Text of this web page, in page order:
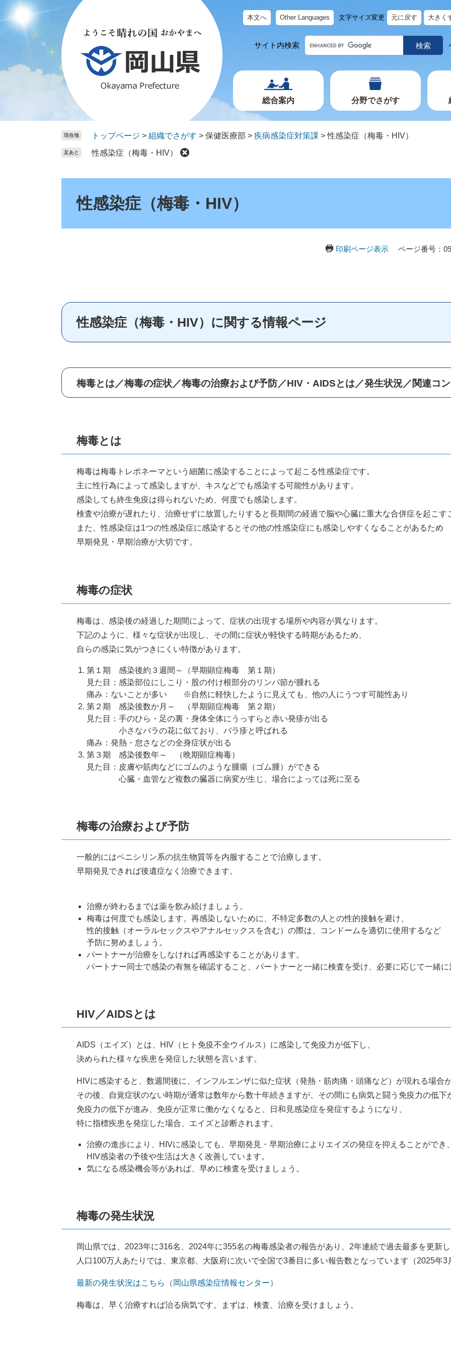
ー
ジ
ニ
ュ
本文へ Other Languages 文字サイズ変更 元に戻す 大きく
サイト内検索
キ
ー
ワ
ド
総合案内 分野でさがす
現在地 トップページ > 組織でさがす > 保健医療部 > 疾病感染症対策課 >性感染症（梅毒・HIV）
足あと 性感染症（梅毒・HIV）
性感染症（梅毒・HIV）
印刷ページ表示 ページ番号：
性感染症（梅毒・HIV）に関する情報ページ
梅毒とは／梅毒の症状／梅毒の治療および予防／HIV・AIDSとは／発生状況／関連コ
梅毒とは
梅毒は梅毒トレポネーマという細菌に感染することによって起こる性感染症です。
主に性行為によって感染しますが、キスなどでも感染する可能性があります。
感染しても終生免疫は得られないため、何度でも感染します。
検査や治療が遅れたり、治療せずに放置したりすると長期間の経過で脳や心臓に重大な合併症を起こす
また、性感染症は1つの性感染症に感染するとその他の性感染症にも感染しやすくなることがあるため
早期発見・早期治療が大切です。
梅毒の症状
梅毒は、感染後の経過した期間によって、症状の出現する場所や内容が異なります。
下記のように、様々な症状が出現し、その間に症状が軽快する時期があるため、
自らの感染に気がつきにくい特徴があります。
第１期 感染後約３週間～（早期顕症梅毒 第１期）
見た目：感染部位にしこり・股の付け根部分のリンパ節が腫れる
痛み：ないことが多い ※自然に軽快したように見えても、他の人にうつす可能性あり
第２期 感染後数か月～ （早期顕症梅毒 第２期）
見た目：手のひら・足の裏・身体全体にうっすらと赤い発疹が出る
小さなバラの花に似ており、バラ疹と呼ばれる
痛み：発熱・怠さなどの全身症状が出る
第３期 感染後数年～ （晩期顕症梅毒）
見た目：皮膚や筋肉などにゴムのような腫瘍（ゴム腫）ができる
心臓・血管など複数の臓器に病変が生じ、場合によっては死に至る
梅毒の治療および予防
一般的にはペニシリン系の抗生物質等を内服することで治療します。
早期発見できれば後遺症なく治療できます。
治療が終わるまでは薬を飲み続けましょう。
梅毒は何度でも感染します。再感染しないために、不特定多数の人との性的接触を避け、
性的接触（オーラルセックスやアナルセックスを含む）の際は、コンドームを適切に使用するなど
予防に努めましょう。
パートナーが治療をしなければ再感染することがあります。
パートナー同士で感染の有無を確認すること、パートナーと一緒に検査を受け、必要に応じて一緒に
HIV／AIDSとは
AIDS（エイズ）とは、HIV（ヒト免疫不全ウイルス）に感染して免疫力が低下し、
決められた様々な疾患を発症した状態を言います。
HIVに感染すると、数週間後に、インフルエンザに似た症状（発熱・筋肉痛・頭痛など）が現れる場合が
その後、自覚症状のない時期が通常は数年から数十年続きますが、その間にも病気と闘う免疫力の低下
免疫力の低下が進み、免疫が正常に働かなくなると、日和見感染症を発症するようになり、
特に指標疾患を発症した場合、エイズと診断されます。
治療の進歩により、HIVに感染しても、早期発見・早期治療によりエイズの発症を抑えることができ、
HIV感染者の予後や生活は大きく改善しています。
気になる感染機会等があれば、早めに検査を受けましょう。
梅毒の発生状況
岡山県では、2023年に316名、2024年に355名の梅毒感染者の報告があり、2年連続で過去最多を更新し
人口100万人あたりでは、東京都、大阪府に次いで全国で3番目に多い報告数となっています（2025年3
最新の発生状況はこちら（岡山県感染症情報センター）
梅毒は、早く治療すれば治る病気です。まずは、検査、治療を受けましょう。